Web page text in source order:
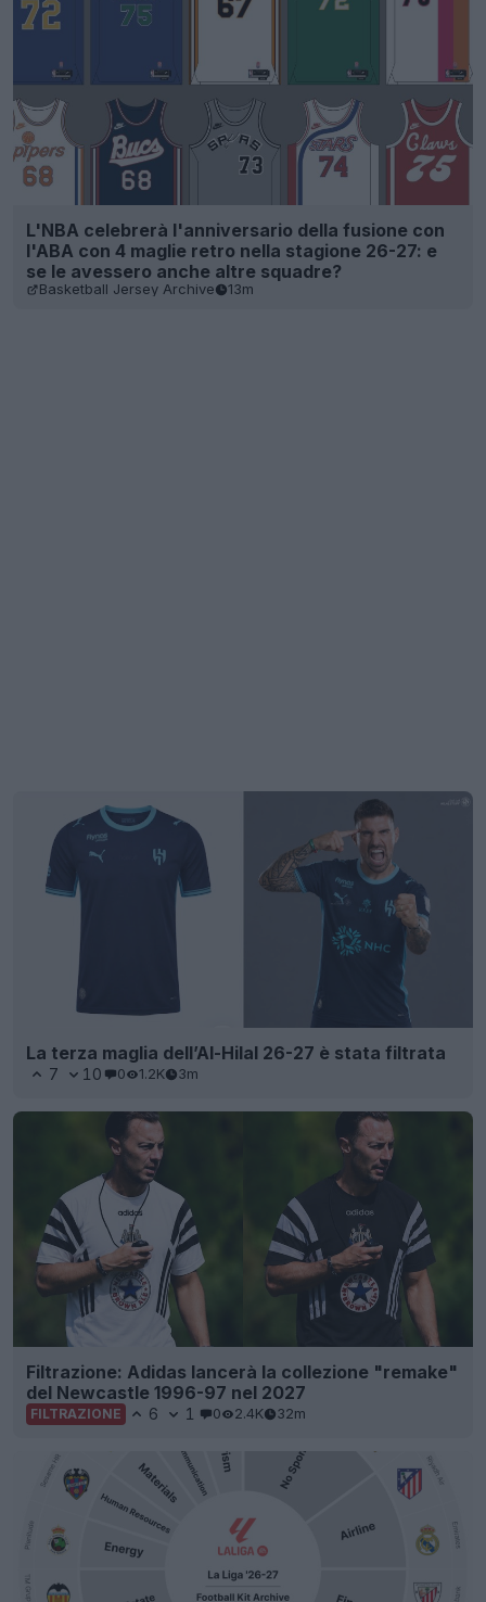
L'NBA celebrerà l'anniversario della fusione con
l'ABA con 4 maglie retro nella stagione 26-27: e
se le avessero anche altre squadre?
Basketball Jersey Archive 13m
La terza maglia dell’Al-Hilal 26-27 è stata filtrata
7 10 0 1.2K 3m
Filtrazione: Adidas lancerà la collezione "remake"
del Newcastle 1996-97 nel 2027
FILTRAZIONE 6 1 0 2.4K 32m